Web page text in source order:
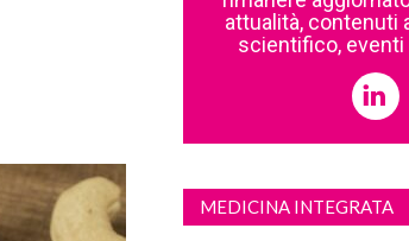
attualità, contenuti
scientifico, eventi
MEDICINA INTEGRATA